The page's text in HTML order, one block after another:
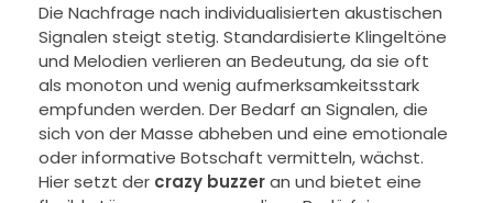
Die Nachfrage nach individualisierten akustischen
Signalen steigt stetig. Standardisierte Klingeltöne
und Melodien verlieren an Bedeutung, da sie oft
als monoton und wenig aufmerksamkeitsstark
empfunden werden. Der Bedarf an Signalen, die
sich von der Masse abheben und eine emotionale
oder informative Botschaft vermitteln, wächst.
Hier setzt der crazy buzzeran und bietet eine